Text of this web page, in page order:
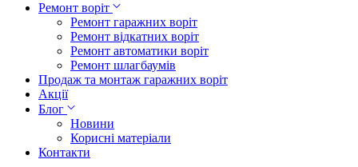
Ремонт воріт
Ремонт гаражних воріт
Ремонт відкатних воріт
Ремонт автоматики воріт
Ремонт шлагбаумів
Продаж та монтаж гаражних воріт
Акції
Блог
Новини
Корисні матеріали
Контакти